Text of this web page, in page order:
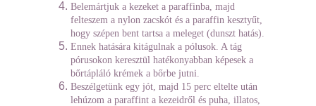
Belemártjuk a kezeket a paraffinba, majd
felteszem a nylon zacskót és a paraffin kesztyűt,
hogy szépen bent tartsa a meleget (dunszt hatás).
Ennek hatására kitágulnak a pólusok. A tág
pórusokon keresztül hatékonyabban képesek a
bőrtápláló krémek a bőrbe jutni.
Beszélgetünk egy jót, majd 15 perc eltelte után
lehúzom a paraffint a kezeidről és puha, illatos,